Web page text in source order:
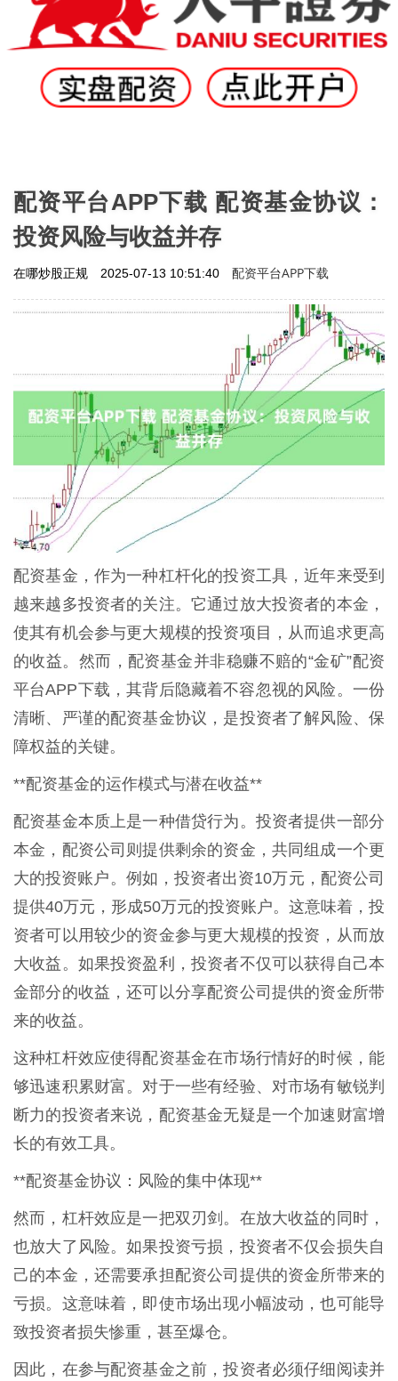
配资平台APP下载 配资基金协议：
投资风险与收益并存
在哪炒股正规 2025-07-13 10:51:40 配资平台APP下载
配资基金，作为一种杠杆化的投资工具，近年来受到
越来越多投资者的关注。它通过放大投资者的本金，
使其有机会参与更大规模的投资项目，从而追求更高
的收益。然而，配资基金并非稳赚不赔的“金矿”配资
平台APP下载，其背后隐藏着不容忽视的风险。一份
清晰、严谨的配资基金协议，是投资者了解风险、保
障权益的关键。
**配资基金的运作模式与潜在收益**
配资基金本质上是一种借贷行为。投资者提供一部分
本金，配资公司则提供剩余的资金，共同组成一个更
大的投资账户。例如，投资者出资10万元，配资公司
提供40万元，形成50万元的投资账户。这意味着，投
资者可以用较少的资金参与更大规模的投资，从而放
大收益。如果投资盈利，投资者不仅可以获得自己本
金部分的收益，还可以分享配资公司提供的资金所带
来的收益。
这种杠杆效应使得配资基金在市场行情好的时候，能
够迅速积累财富。对于一些有经验、对市场有敏锐判
断力的投资者来说，配资基金无疑是一个加速财富增
长的有效工具。
**配资基金协议：风险的集中体现**
然而，杠杆效应是一把双刃剑。在放大收益的同时，
也放大了风险。如果投资亏损，投资者不仅会损失自
己的本金，还需要承担配资公司提供的资金所带来的
亏损。这意味着，即使市场出现小幅波动，也可能导
致投资者损失惨重，甚至爆仓。
因此，在参与配资基金之前，投资者必须仔细阅读并